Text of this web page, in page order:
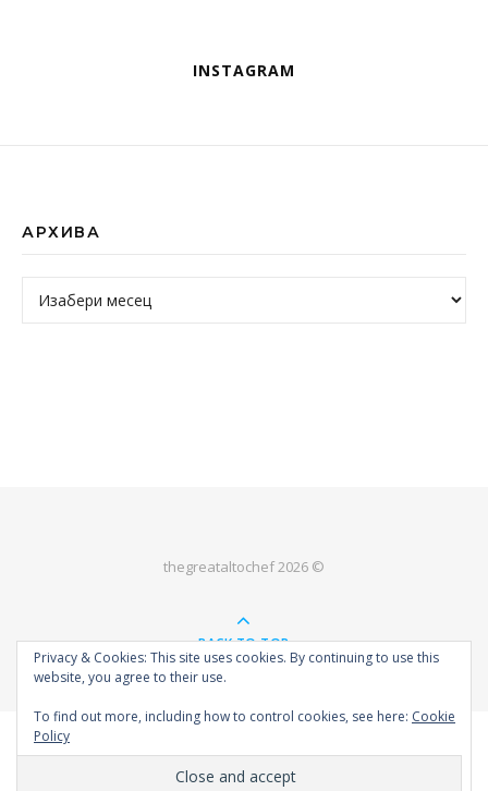
INSTAGRAM
АРХИВА
Архива
thegreataltochef 2026 ©
BACK TO TOP
Privacy & Cookies: This site uses cookies. By continuing to use this
website, you agree to their use.
To find out more, including how to control cookies, see here: Cookie
Policy